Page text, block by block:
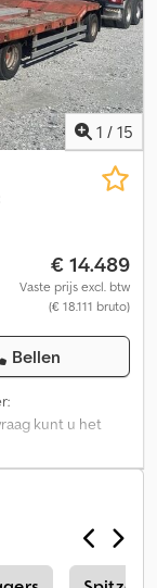
1 / 15
€ 14.489
Vaste prijs excl. btw
(€ 18.111 bruto)
Bellen
kunt u het
2008
12.03.2008
Luchtvering
Nieuwe
Afmetingen
gewicht: 30.000